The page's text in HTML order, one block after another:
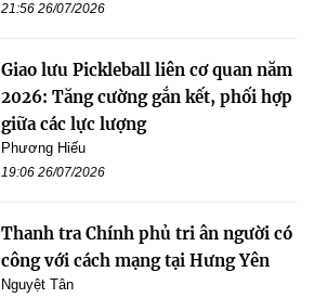
21:56 26/07/2026
Giao lưu Pickleball liên cơ quan năm
2026: Tăng cường gắn kết, phối hợp
giữa các lực lượng
Phương Hiếu
19:06 26/07/2026
Thanh tra Chính phủ tri ân người có
công với cách mạng tại Hưng Yên
Nguyệt Tân